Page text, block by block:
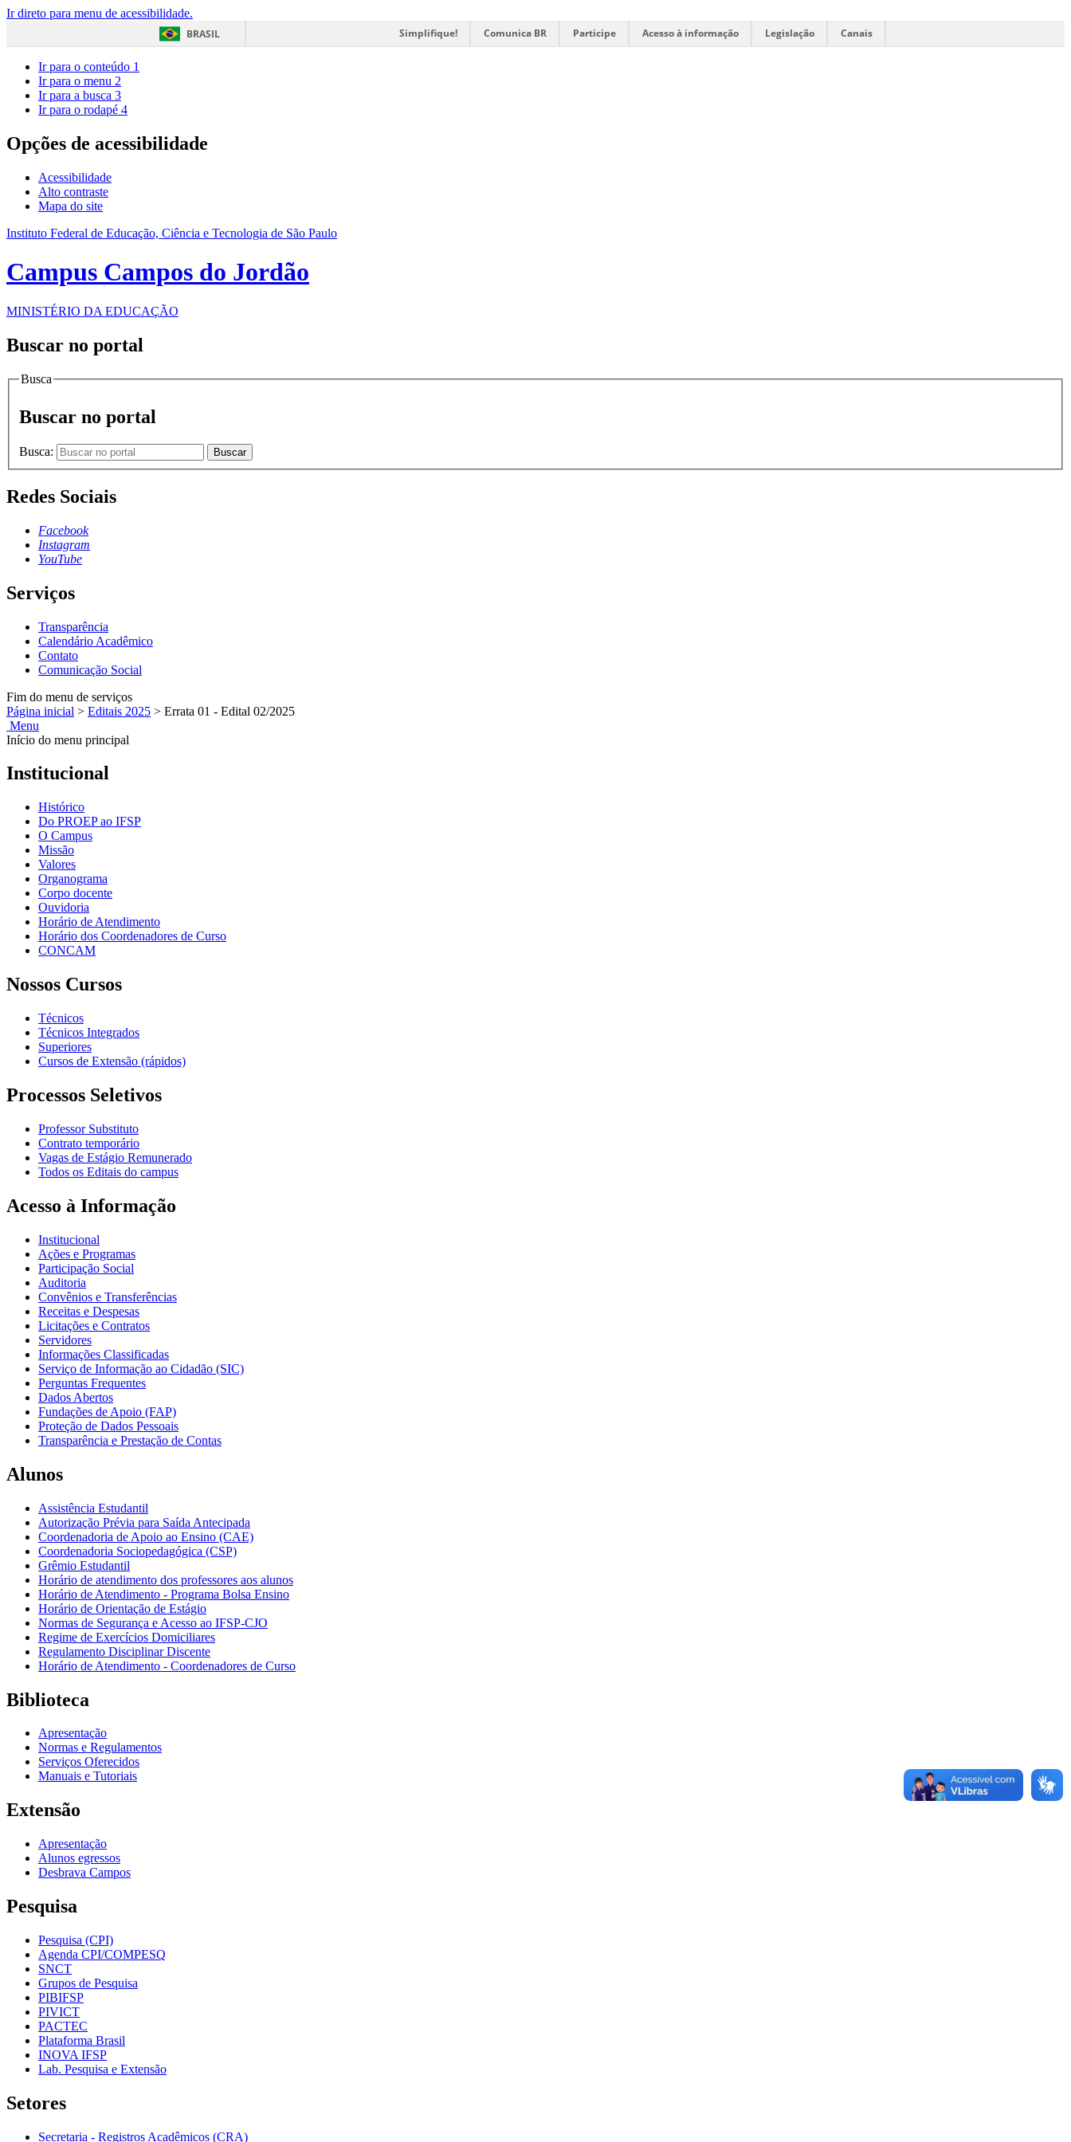
Ir direto para menu de acessibilidade.
BRASIL
Simplifique! Comunica BR Participe Acesso à informação Legislação Canais
Ir para o conteúdo 1
Ir para o menu 2
Ir para a busca 3
Ir para o rodapé 4
Opções de acessibilidade
Acessibilidade
Alto contraste
Mapa do site
Instituto Federal de Educação, Ciência e Tecnologia de São Paulo
Campus Campos do Jordão
MINISTÉRIO DA EDUCAÇÃO
Buscar no portal
Busca
Buscar no portal
Busca: Buscar
Redes Sociais
Facebook
Instagram
YouTube
Serviços
Transparência
Calendário Acadêmico
Contato
Comunicação Social
Fim do menu de serviços
Página inicial > Editais 2025 > Errata 01 - Edital 02/2025
Menu
Início do menu principal
Institucional
Histórico
Do PROEP ao IFSP
O Campus
Missão
Valores
Organograma
Corpo docente
Ouvidoria
Horário de Atendimento
Horário dos Coordenadores de Curso
CONCAM
Nossos Cursos
Técnicos
Técnicos Integrados
Superiores
Cursos de Extensão (rápidos)
Processos Seletivos
Professor Substituto
Contrato temporário
Vagas de Estágio Remunerado
Todos os Editais do campus
Acesso à Informação
Institucional
Ações e Programas
Participação Social
Auditoria
Convênios e Transferências
Receitas e Despesas
Licitações e Contratos
Servidores
Informações Classificadas
Serviço de Informação ao Cidadão (SIC)
Perguntas Frequentes
Dados Abertos
Fundações de Apoio (FAP)
Proteção de Dados Pessoais
Transparência e Prestação de Contas
Alunos
Assistência Estudantil
Autorização Prévia para Saída Antecipada
Coordenadoria de Apoio ao Ensino (CAE)
Coordenadoria Sociopedagógica (CSP)
Grêmio Estudantil
Horário de atendimento dos professores aos alunos
Horário de Atendimento - Programa Bolsa Ensino
Horário de Orientação de Estágio
Normas de Segurança e Acesso ao IFSP-CJO
Regime de Exercícios Domiciliares
Regulamento Disciplinar Discente
Horário de Atendimento - Coordenadores de Curso
Biblioteca
Apresentação
Normas e Regulamentos
Serviços Oferecidos
Manuais e Tutoriais
Extensão
Apresentação
Alunos egressos
Desbrava Campos
Pesquisa
Pesquisa (CPI)
Agenda CPI/COMPESQ
SNCT
Grupos de Pesquisa
PIBIFSP
PIVICT
PACTEC
Plataforma Brasil
INOVA IFSP
Lab. Pesquisa e Extensão
Setores
Secretaria - Registros Acadêmicos (CRA)